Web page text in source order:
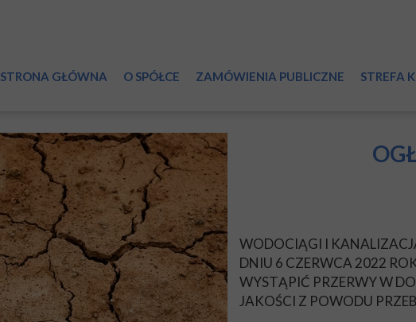
WODOCIĄGI I
DNIU 6 CZERWCA 2022
WYSTĄPIĆ PRZERWY W
JAKOŚCI Z POWODU
STRONA GŁÓWNA O SPÓŁCE
System wodociągowy
Ścieki
Certyfikaty
Laboratorium
Światowy Dzień Wody
ZAMÓWIENIA PUBLICZNE STREFA
Zmiany
RODO